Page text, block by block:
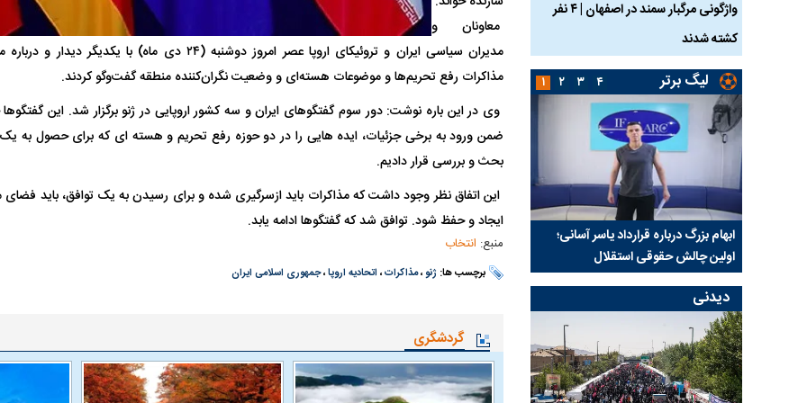
معاونان و
مدیران سیاسی ایران و تروئیکای اروپا عصر امروز دوشنبه (۲۴ دی
مذاکرات رفع تحریم‌ها و موضوعات هسته‌ای و وضعیت نگران‌کننده منطقه گفت‌وگو کردند.
وی در این باره نوشت: دور سوم گفتگوهای ایران و سه کشور اروپایی در ژنو برگزار شد. این
ضمن ورود به برخی جزئیات، ایده هایی را در دو حوزه رفع تحریم و هسته ای که برای حصول به
بحث و بررسی قرار دادیم.
این اتفاق نظر وجود داشت که مذاکرات باید ازسرگیری شده و برای رسیدن به یک توافق، باید
ایجاد و حفظ شود. توافق شد که گفتگوها ادامه یابد.
منبع: انتخاب
برچسب ها: ژنو،مذاکرات، اتحادیه اروپا،جمهوری اسلامی ایران
گردشگری
واژگونی مرگبار سمند در اصفهان | ۴ نفر
کشته شدند
عکس| ماجرای کشف جسد ناشناس که
توسط حیوانات خورده شد
مرگ دلخراش دختر ۱۸ ساله بر اثر برق
گرفتگی
کشته شدند
لیگ برتر
ابهام بزرگ درباره قرارداد یاسر آسانی؛
اولین چالش حقوقی استقلال
پرسپولیس در انتظار سه خرید کلیدی
پیش از شروع لیگ
۱ ۲ ۳ ۴
دیدنی